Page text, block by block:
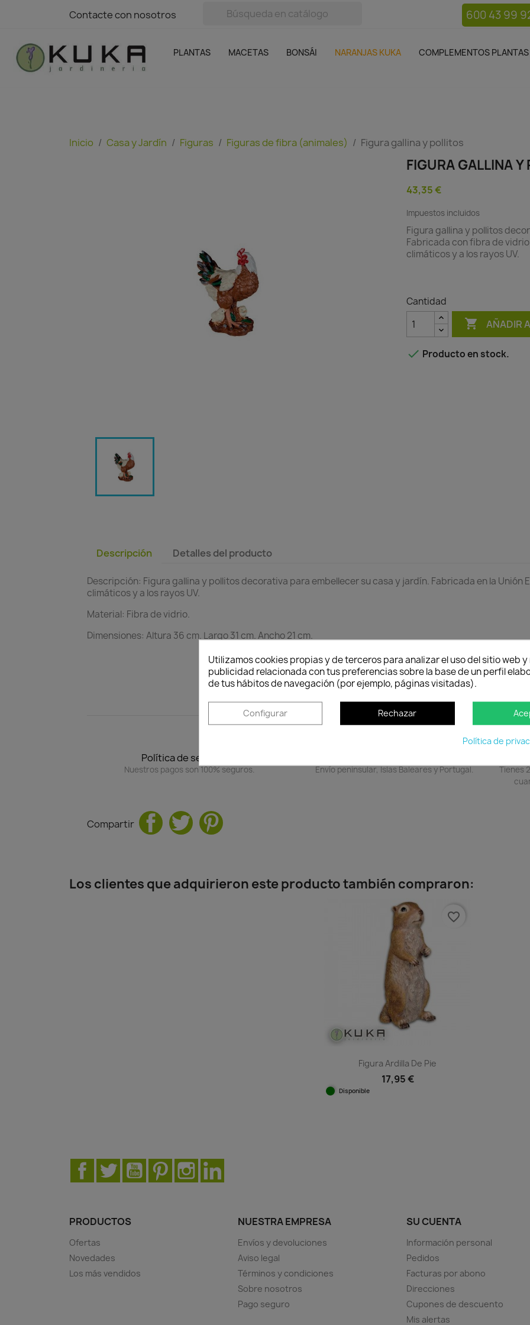
Contacte con nosotros
Contacte con nosotros 600 43 99
PLANTAS MACETAS BONSÁI NARANJAS KUKA COMPLEMENTOS PLANTAS
Complementos plantas
SIN GASTOS DE ENVÍO
Inicio Casa y Jardín Figuras Figuras de fibra (animales) Figura gallina y pollitos
FIGURA GALLINA Y
43,35 €
Impuestos incluidos
Figura gallina y pollitos
Fabricada con fibra de
climáticos y a los rayos UV.
Cantidad
 AÑADIR
 Producto en stock.
Descripción Detalles del producto
Descripción: Figura gallina y pollitos decorativa para embellecer su casa y jardín. Fabricada en la Unión
climáticos y a los rayos UV.
Material: Fibra de vidrio.
Dimensiones: Altura 36 cm. Largo 31 cm. Ancho 21 cm.
Política de seguridad
Nuestros pagos son 100% seguros. Envío peninsular, Islas Baleares y Portugal.
Tienes
Compartir
Los clientes que adquirieron este producto también compraron:
Figura Ardilla De Pie
17,95 €
Disponible
favorite_border
Facebook
Twitter YouTubePinterestInstagram
PRODUCTOS
Ofertas
Novedades
Los más vendidos
NUESTRA EMPRESA
Envíos y devoluciones
Aviso legal
Términos y condiciones
Sobre nosotros
Pago seguro
SU CUENTA
Información personal
Pedidos
Facturas por abono
Direcciones
Cupones de descuento
Mis alertas
Utilizamos cookies propias y de terceros para analizar el uso del sitio web
publicidad relacionada con tus preferencias sobre la base de un perfil
de tus hábitos de navegación (por ejemplo, páginas visitadas).
Configurar Rechazar
Política de